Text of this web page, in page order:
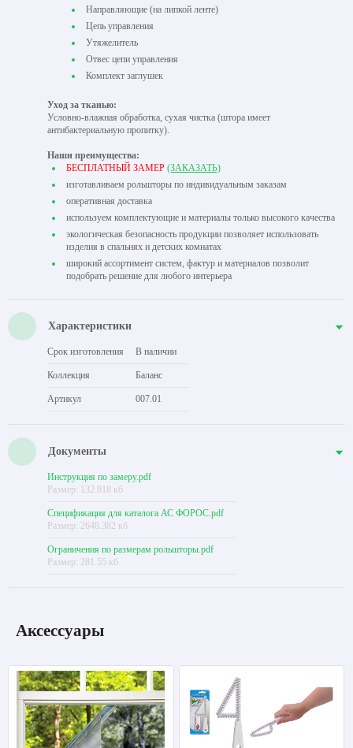
Направляющие (на липкой ленте)
Цепь управления
Утяжелитель
Отвес цепи управления
Комплект заглушек
Уход за тканью:
Условно-влажная обработка, сухая чистка (штора имеет
антибактериальную пропитку).
Наши преимущества:
БЕСПЛАТНЫЙ ЗАМЕР (ЗАКАЗАТЬ)
изготавливаем рольшторы по индивидуальным заказам
оперативная доставка
используем комплектующие и материалы только высокого качества
экологическая безопасность продукции позволяет использовать
изделия в спальнях и детских комнатах
широкий ассортимент систем, фактур и материалов позволит
подобрать решение для любого интерьера
Характеристики
Срок изготовления В наличии
Коллекция Баланс
Артикул 007.01
Документы
Инструкция по замеру.pdf
Размер: 132.918 кб
Спецификация для каталога АС ФОРОС.pdf
Размер: 2648.382 кб
Ограничения по размерам рольшторы.pdf
Размер: 281.55 кб
Аксессуары